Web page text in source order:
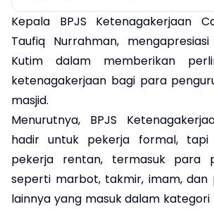
Kepala BPJS Ketenagakerjaan
Taufiq Nurrahman,
Kutim dalam memberikan
ketenagakerjaan bagi para
masjid.
Menurutnya, BPJS
hadir untuk pekerja formal, tapi
pekerja rentan, termasuk para
seperti marbot, takmir, imam, dan
lainnya yang masuk dalam kategori